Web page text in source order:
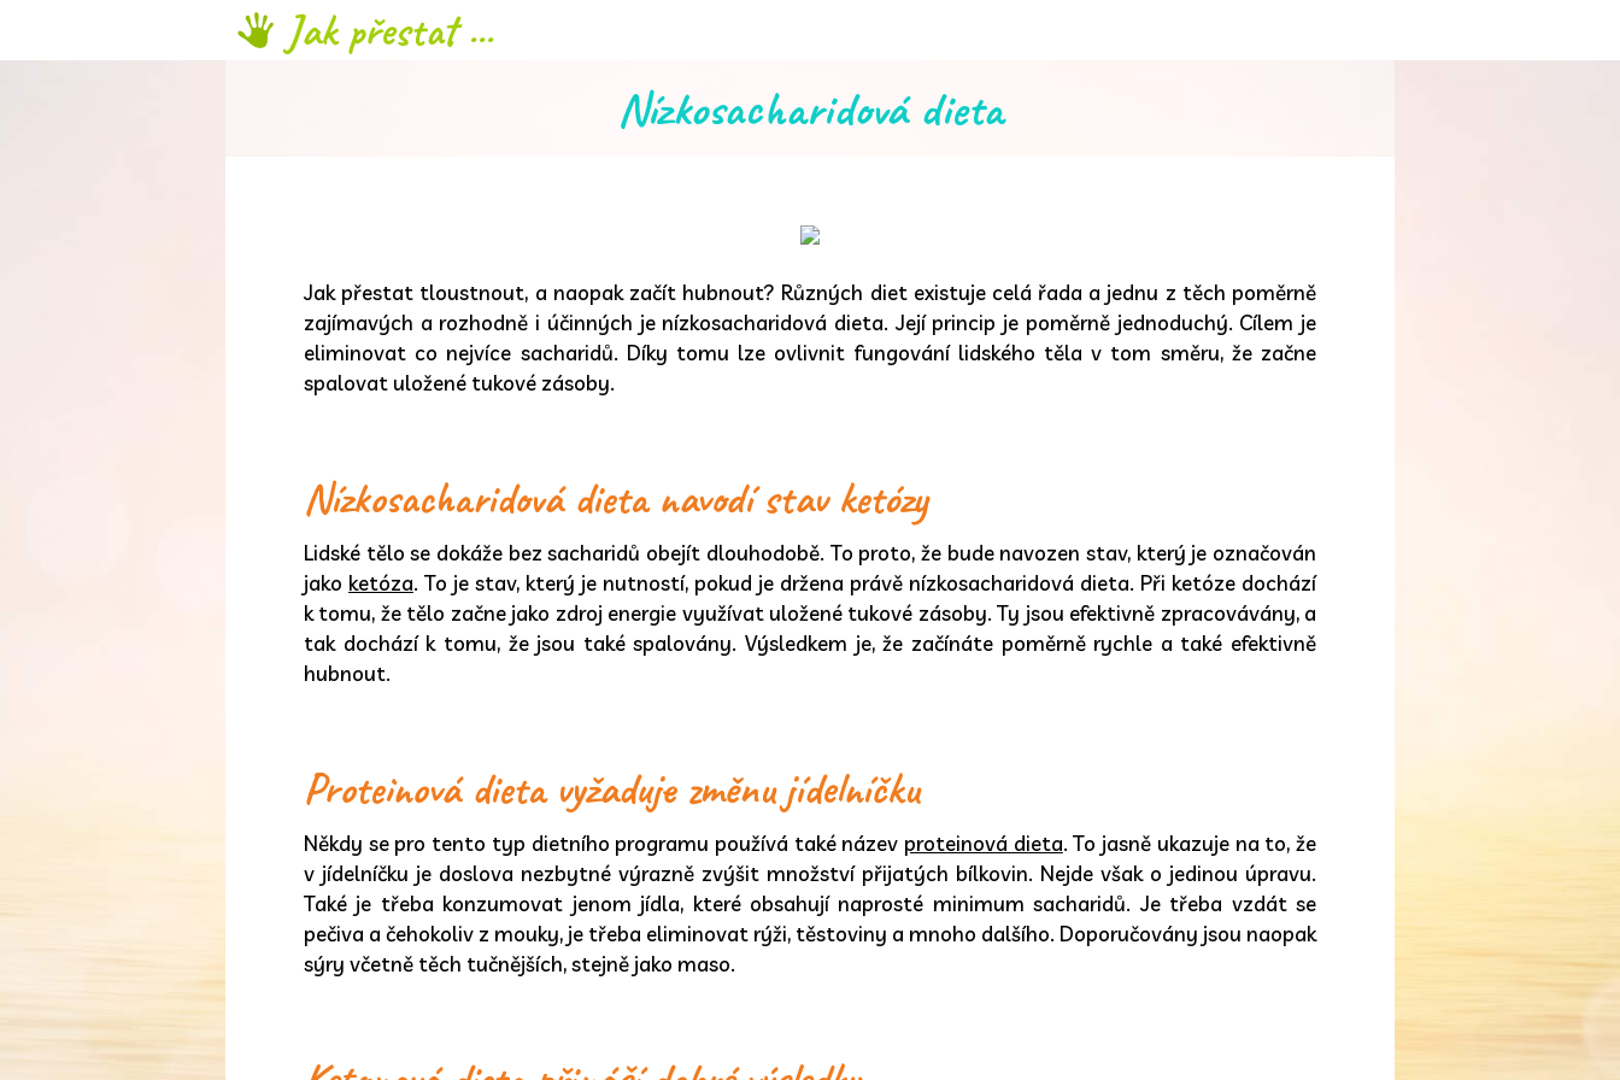
Jak přestat ...
Nízkosacharidová dieta
Jak přestat tloustnout, a naopak začít hubnout? Různých diet existuje celá řada a jednu z těch poměrně
zajímavých a rozhodně i účinných je nízkosacharidová dieta. Její princip je poměrně jednoduchý. Cílem je
eliminovat co nejvíce sacharidů. Díky tomu lze ovlivnit fungování lidského těla v tom směru, že začne
spalovat uložené tukové zásoby.
Nízkosacharidová dieta navodí stav ketózy
Lidské tělo se dokáže bez sacharidů obejít dlouhodobě. To proto, že bude navozen stav, který je označován
jako ketóza. To je stav, který je nutností, pokud je držena právě nízkosacharidová dieta. Při ketóze dochází
k tomu, že tělo začne jako zdroj energie využívat uložené tukové zásoby. Ty jsou efektivně zpracovávány, a
tak dochází k tomu, že jsou také spalovány. Výsledkem je, že začínáte poměrně rychle a také efektivně
hubnout.
Proteinová dieta vyžaduje změnu jídelníčku
Někdy se pro tento typ dietního programu používá také název proteinová dieta. To jasně ukazuje na to, že
v jídelníčku je doslova nezbytné výrazně zvýšit množství přijatých bílkovin. Nejde však o jedinou úpravu.
Také je třeba konzumovat jenom jídla, které obsahují naprosté minimum sacharidů. Je třeba vzdát se
pečiva a čehokoliv z mouky, je třeba eliminovat rýži, těstoviny a mnoho dalšího. Doporučovány jsou naopak
sýry včetně těch tučnějších, stejně jako maso.